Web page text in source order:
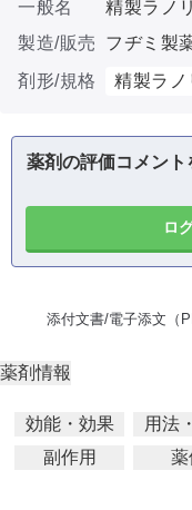
一般名
精製ラノ
製造/販売
フヂミ製
剤形/規格
精製ラノ
薬剤の評価コメン
ロ
添付文書/電子添文（
薬剤情報
効能・効果 用法
副作用
薬